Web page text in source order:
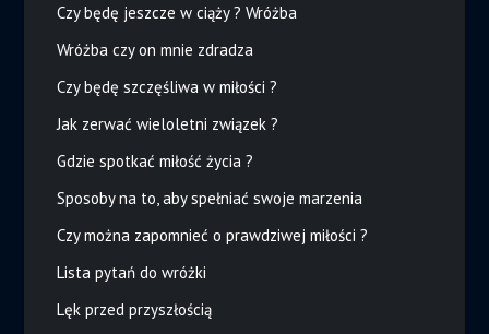
Czy będę jeszcze w ciąży ? Wróżba
Wróżba czy on mnie zdradza
Czy będę szczęśliwa w miłości ?
Jak zerwać wieloletni związek ?
Gdzie spotkać miłość życia ?
Sposoby na to, aby spełniać swoje marzenia
Czy można zapomnieć o prawdziwej miłości ?
Lista pytań do wróżki
Lęk przed przyszłością